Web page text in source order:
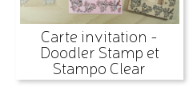
Carte invitation -
Doodler Stamp et
Stampo Clear